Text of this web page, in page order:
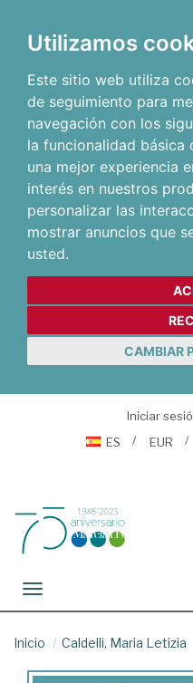
Utilizamos
Este sitio web utiliza
de seguimiento para
navegación con los
la funcionalidad básica
una mejor experiencia
interés en nuestros
personalizar las
mostrar anuncios que
usted.
CAMBIAR
Iniciar
ES
EUR
Toggle navigation
Inicio Caldelli, Maria Letizia